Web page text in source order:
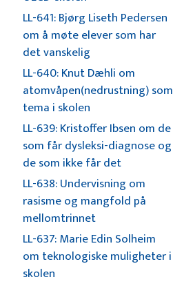
LL-641: Bjørg Liseth Pedersen
om å møte elever som har
det vanskelig
LL-640: Knut Dæhli om
atomvåpen(nedrustning) som
tema i skolen
LL-639: Kristoffer Ibsen om de
som får dysleksi-diagnose og
de som ikke får det
LL-638: Undervisning om
rasisme og mangfold på
mellomtrinnet
LL-637: Marie Edin Solheim
om teknologiske muligheter i
skolen